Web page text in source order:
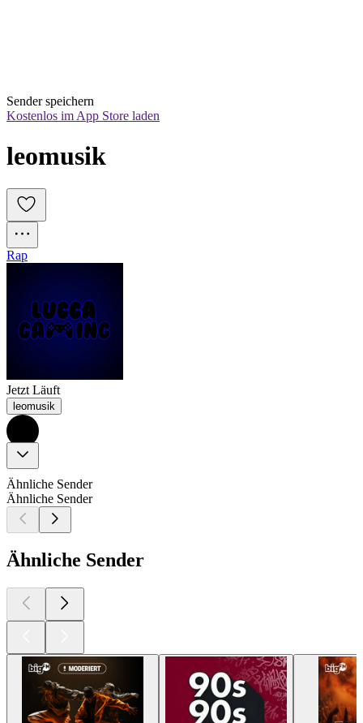
Sender speichern
Kostenlos im App Store laden
leomusik
Rap
Jetzt Läuft
leomusik
Ähnliche Sender
Ähnliche Sender
Ähnliche Sender